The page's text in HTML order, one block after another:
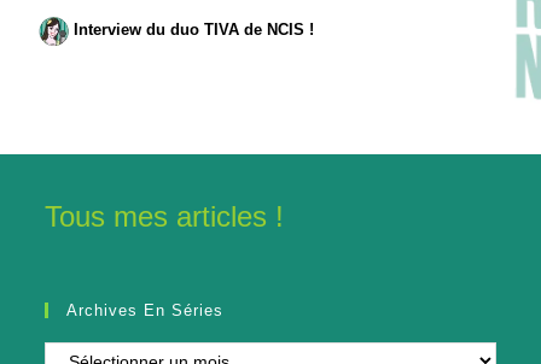
Interview du duo TIVA de NCIS !
Tous mes articles !
Archives En Séries
Archives